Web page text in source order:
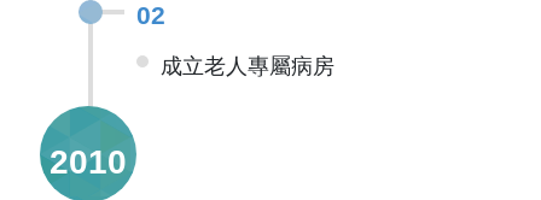
02
成立老人專屬病房
2010